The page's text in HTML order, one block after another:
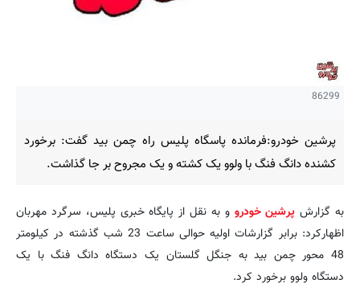
86299
پرشین خودرو:فرمانده پاسگاه پلیس راه چمن بید گفت: برخورد
کشنده دانگ فنگ با ولوو یک کشته و یک مجروح بر جا گذاشت.
به گزارشپرشین خودروو به نقل از پایگاه خبری پلیس، سرگرد مهربان
اظهارکرد: برابر گزارشات اولیه حوالی ساعت 23 شب گذشته در کیلومتر
48 محور چمن بید به جنگل گلستان یک دستگاه دانگ فنگ با یک
دستگاه ولوو برخورد کرد.